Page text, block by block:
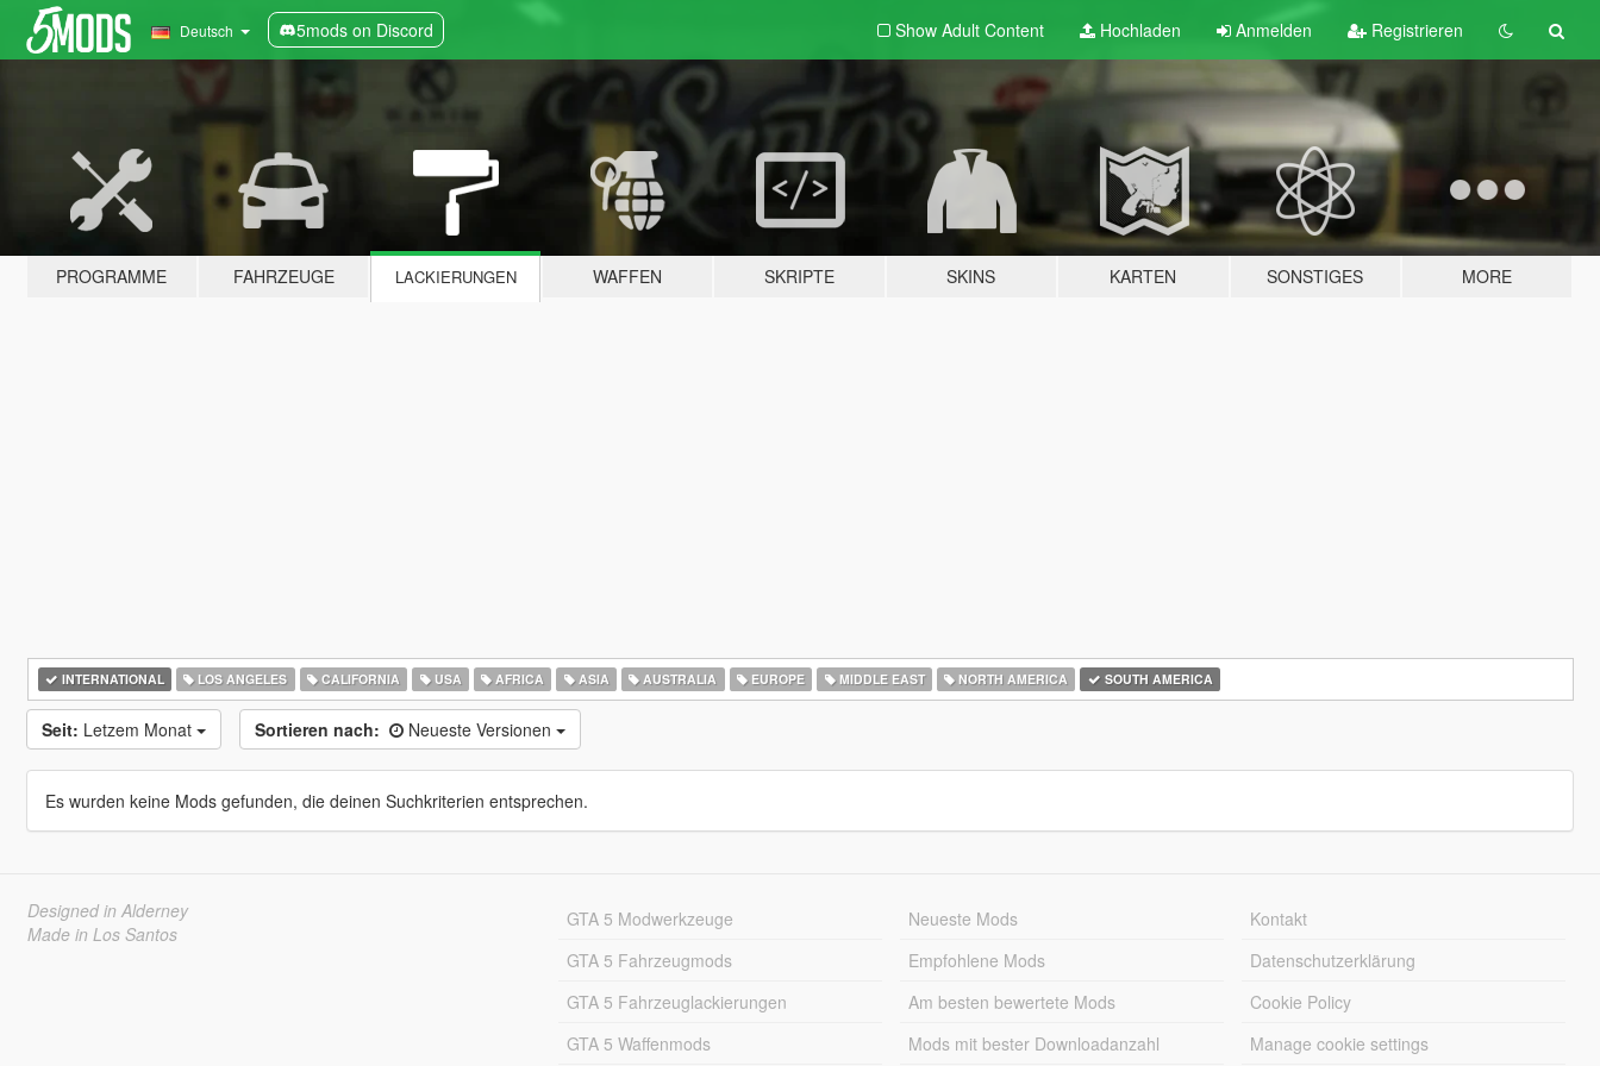
Deutsch 5mods on Discord Show Adult Content Hochladen Anmelden Registrieren
PROGRAMME FAHRZEUGE LACKIERUNGEN WAFFEN SKRIPTE SKINS KARTEN SONSTIGES MORE
INTERNATIONAL LOS ANGELES CALIFORNIA USA AFRICA ASIA AUSTRALIA EUROPE MIDDLE EAST NORTH AMERICA SOUTH AMERICA
Seit: Letzem Monat Sortieren nach: Neueste Versionen
Es wurden keine Mods gefunden, die deinen Suchkriterien entsprechen.
Designed in Alderney
Made in Los Santos
GTA 5 Modwerkzeuge
GTA 5 Fahrzeugmods
GTA 5 Fahrzeuglackierungen
GTA 5 Waffenmods
Neueste Mods
Empfohlene Mods
Am besten bewertete Mods
Mods mit bester Downloadanzahl
Kontakt
Datenschutzerklärung
Cookie Policy
Manage cookie settings